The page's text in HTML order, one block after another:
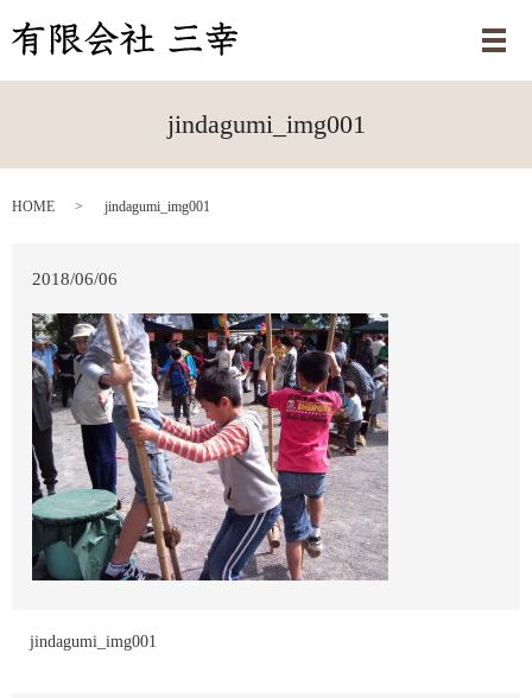
メ
jindagumi_img001
HOME jindagumi_img001
2018/06/06
jindagumi_img001